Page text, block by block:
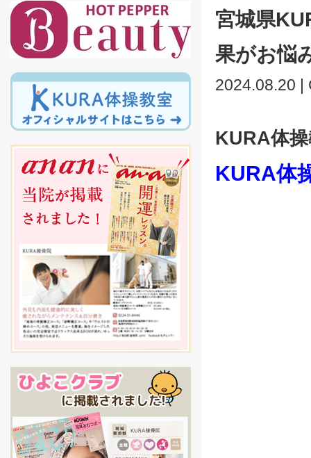
宮城県
果がお悩
2024.08.20
KURA体
KURA体